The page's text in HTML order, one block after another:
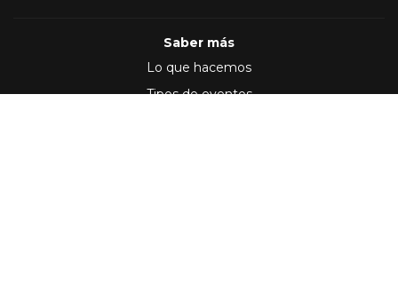
Saber más
Lo que hacemos
Tipos de eventos